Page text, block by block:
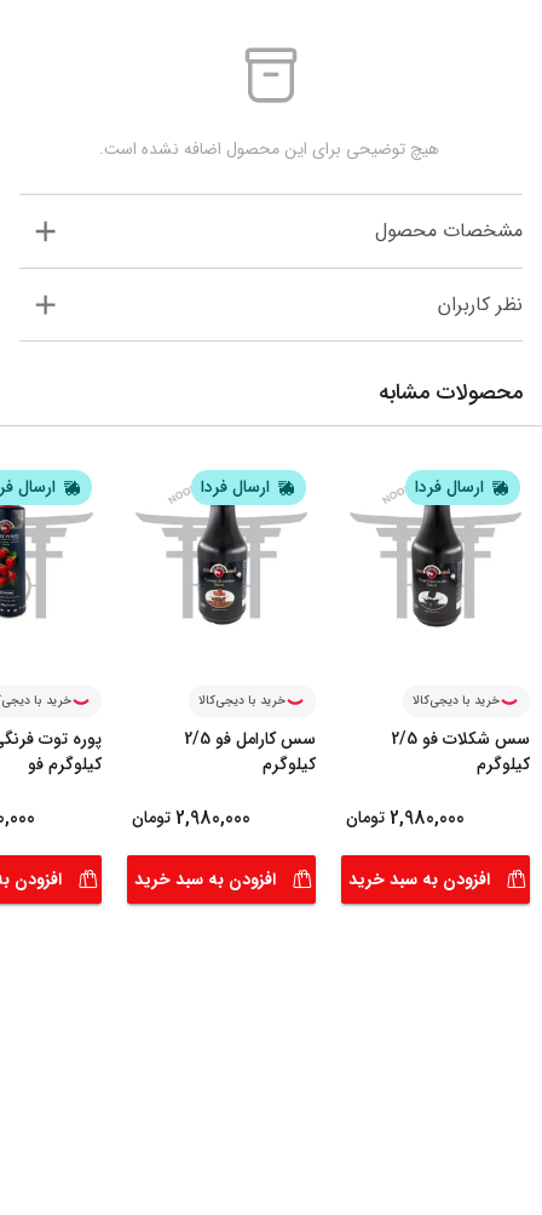
هیچ توضیحی برای این محصول اضافه نشده است.
مشخصات محصول
نظر کاربران
محصولات مشابه
ارسال فردا
خرید با دیجی‌کالا
سس شکلات فو 2/5
کیلوگرم
2,980,000 تومان
افزودن به سبد خرید
ارسال فردا
خرید با دیجی‌کالا
سس کارامل فو 2/5
کیلوگرم
2,980,000 تومان
افزودن به سبد خرید
ارسال
خرید با
پوره توت
کیلوگرم فو
افزودن